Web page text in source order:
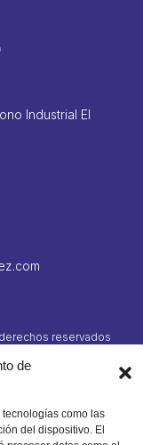
de
como las
del dispositivo. El
Industrial El
reservados